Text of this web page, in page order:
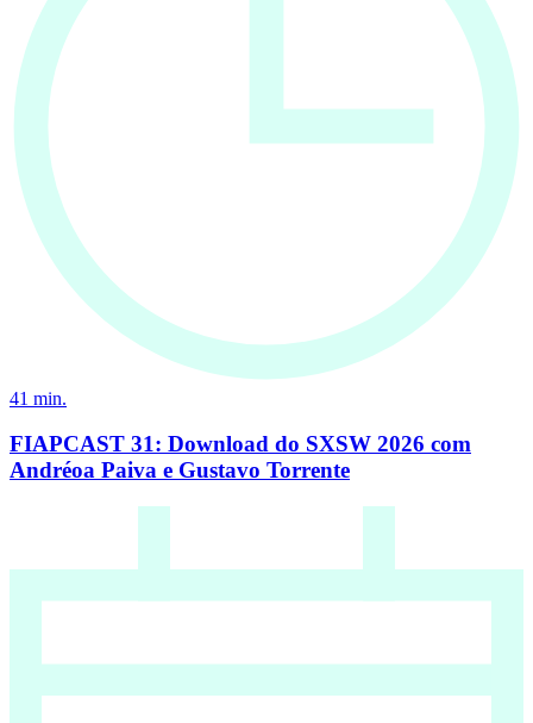
41 min.
FIAPCAST 31: Download do SXSW 2026 com
Andréoa Paiva e Gustavo Torrente